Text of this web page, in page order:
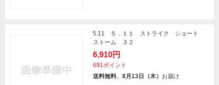
5.11 ５．１１ ストライク ショート
ストーム ３２
6,910円
691ポイント
送料無料、8月13日（木） お届け